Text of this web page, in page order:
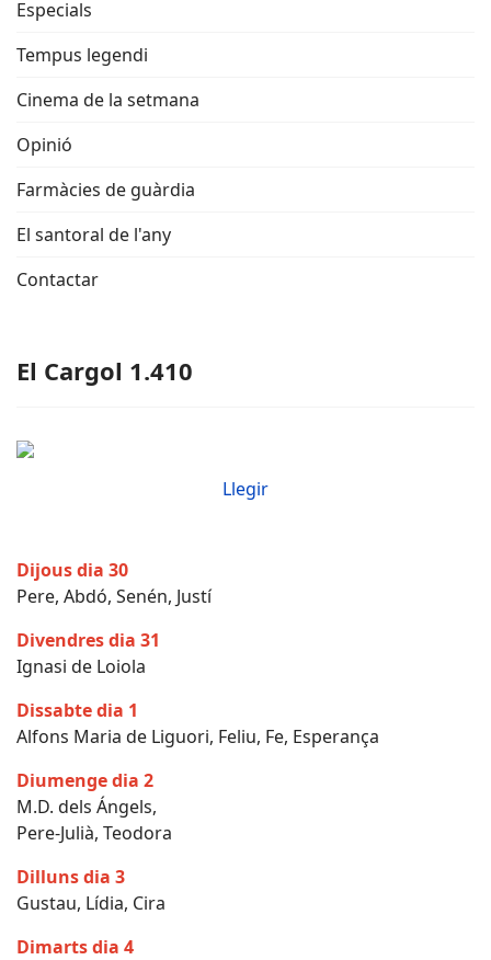
Especials
Tempus legendi
Cinema de la setmana
Opinió
Farmàcies de guàrdia
El santoral de l'any
Contactar
El Cargol 1.410
Llegir
Dijous dia 30
Pere, Abdó, Senén, Justí
Divendres dia 31
Ignasi de Loiola
Dissabte dia 1
Alfons Maria de Liguori, Feliu, Fe, Esperança
Diumenge dia 2
M.D. dels Ángels,
Pere-Julià, Teodora
Dilluns dia 3
Gustau, Lídia, Cira
Dimarts dia 4